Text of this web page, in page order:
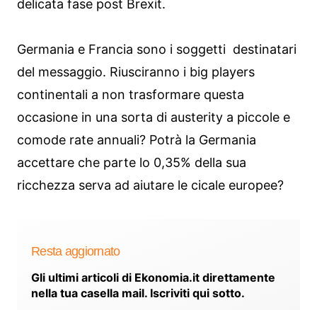
delicata fase post Brexit.
Germania e Francia sono i soggetti destinatari
del messaggio. Riusciranno i big players
continentali a non trasformare questa
occasione in una sorta di austerity a piccole e
comode rate annuali? Potrà la Germania
accettare che parte lo 0,35% della sua
ricchezza serva ad aiutare le cicale europee?
Resta aggiornato
Gli ultimi articoli di Ekonomia.it direttamente
nella tua casella mail. Iscriviti qui sotto.